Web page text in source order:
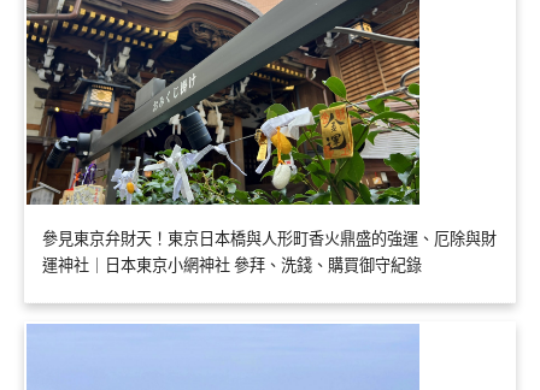
參見東京弁財天！東京日本橋與人形町香火鼎盛的強運、厄除與財
運神社｜日本東京小網神社 參拜、洗錢、購買御守紀錄